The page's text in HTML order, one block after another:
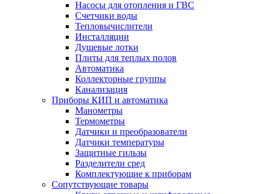
Насосы для отопления и ГВС
Счетчики воды
Тепловычислители
Инсталляции
Душевые лотки
Плиты для теплых полов
Автоматика
Коллекторные группы
Канализация
Приборы КИП и автоматика
Манометры
Термометры
Датчики и преобразователи
Датчики температуры
Защитные гильзы
Разделители сред
Комплектующие к приборам
Сопутствующие товары